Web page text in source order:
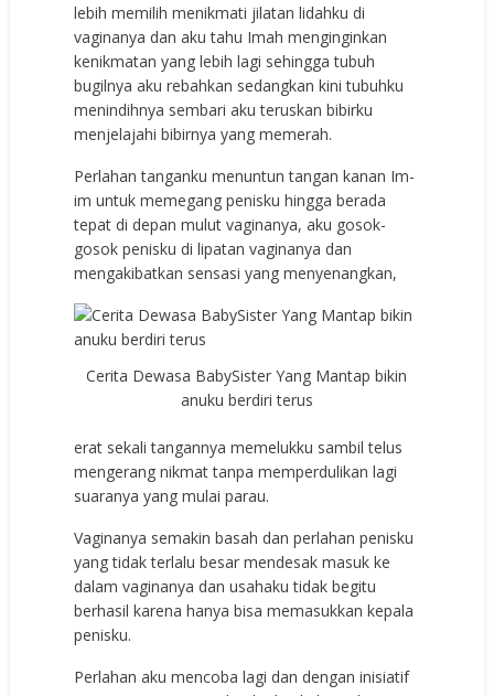
lebih memilih menikmati jilatan lidahku di
vaginanya dan aku tahu Imah menginginkan
kenikmatan yang lebih lagi sehingga tubuh
bugilnya aku rebahkan sedangkan kini tubuhku
menindihnya sembari aku teruskan bibirku
menjelajahi bibirnya yang memerah.
Perlahan tanganku menuntun tangan kanan Im-
im untuk memegang penisku hingga berada
tepat di depan mulut vaginanya, aku gosok-
gosok penisku di lipatan vaginanya dan
mengakibatkan sensasi yang menyenangkan,
Cerita Dewasa BabySister Yang Mantap bikin
anuku berdiri terus
erat sekali tangannya memelukku sambil telus
mengerang nikmat tanpa memperdulikan lagi
suaranya yang mulai parau.
Vaginanya semakin basah dan perlahan penisku
yang tidak terlalu besar mendesak masuk ke
dalam vaginanya dan usahaku tidak begitu
berhasil karena hanya bisa memasukkan kepala
penisku.
Perlahan aku mencoba lagi dan dengan inisiatif